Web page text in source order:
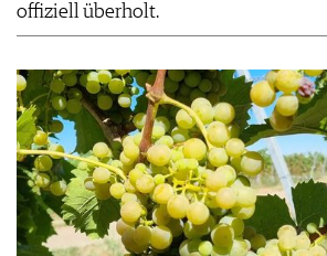
offiziell überholt.